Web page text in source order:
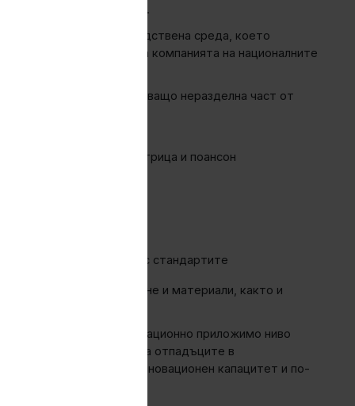
в машиностроенето.
в реална производствена среда, което
пазарни позиции на компанията на националните
развитие, представляващо неразделна част от
комплект — щампа с матрица и поансон
и съответствието със стандартите
на собствено оборудване и материали, както и
разработен до операционно приложимо ниво
ресурси и намаляване на отпадъците в
място - увеличен иновационен капацитет и по-